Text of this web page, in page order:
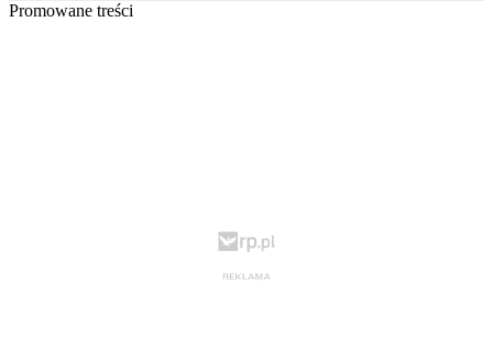
Promowane treści